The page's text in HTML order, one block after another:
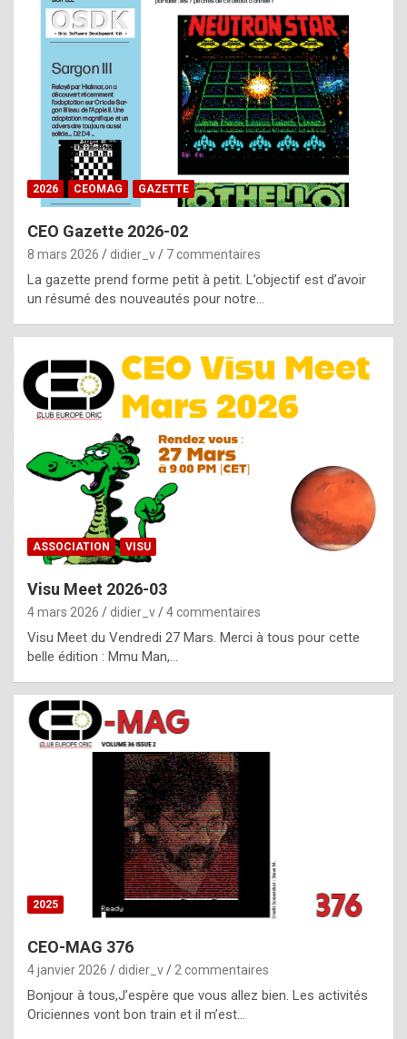
m
m
a
y
b
e
b
y
g
e
n
u
i
n
e
R
o
p
l
c
h
i
s
t
o
r
p
e
c
2026 CEOMAG GAZETTE
CEO Gazette 2026-02
8 mars 2026 didier_v 7 commentaires
La gazette prend forme petit à petit. L’objectif est d’avoir
un résumé des nouveautés pour notre…
ASSOCIATION VISU
Visu Meet 2026-03
4 mars 2026 didier_v 4 commentaires
Visu Meet du Vendredi 27 Mars. Merci à tous pour cette
belle édition : Mmu Man,…
2025
CEO-MAG 376
4 janvier 2026 didier_v 2 commentaires
Bonjour à tous,J’espère que vous allez bien. Les activités
Oriciennes vont bon train et il m’est…